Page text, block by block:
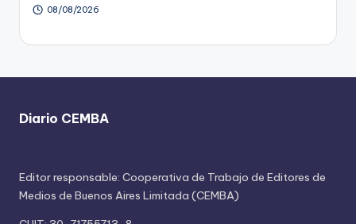
08/08/2026
Diario CEMBA
Editor responsable: Cooperativa de Trabajo de Editores de
Medios de Buenos Aires Limitada (CEMBA)